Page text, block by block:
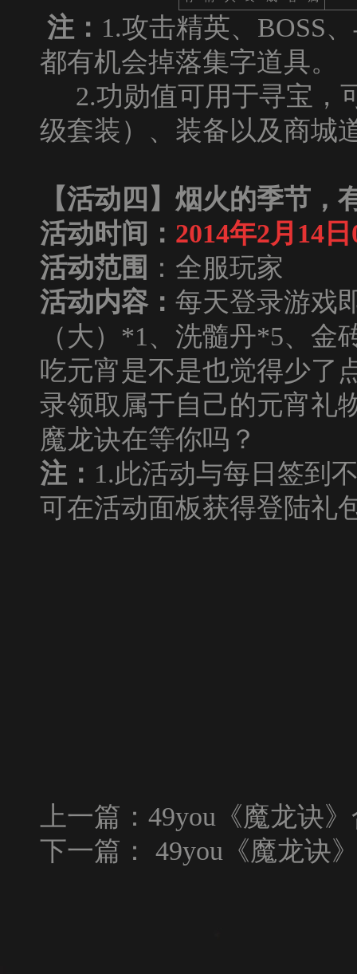
注： 1.攻击精英、BOSS
都有机会掉落集字道具。
2.功勋值可用于寻宝，
级套装）、装备以及商城
【活动四】烟火的季节，
活动时间： 2014年2月 14 日
活动范围 ：全服玩家
活动内容： 每天登录游戏
（大）*1、洗髓丹*5、
吃元宵是不是也觉得少了
录领取属于自己的元宵礼
魔龙诀在等你吗？
注： 1.此活动与每日签到
可在活动面板获得登陆礼
上一篇： 49you《魔龙诀
下一篇：
49you《魔龙诀